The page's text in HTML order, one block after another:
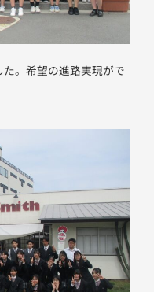
。希望の進路実現がで